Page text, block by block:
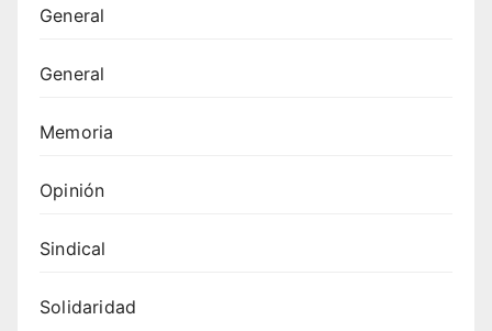
General
General
Memoria
Opinión
Sindical
Solidaridad